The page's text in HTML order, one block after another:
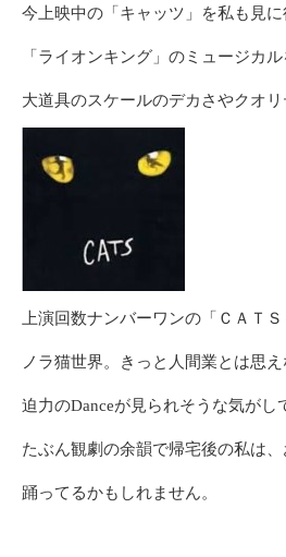
今上映中の「キャッツ」を私も見
「ライオンキング」のミュージカ
大道具のスケールのデカさやクオ
上演回数ナンバーワンの「ＣＡＴ
ノラ猫世界。きっと人間業とは思
迫力のDanceが見られそうな気がし
たぶん観劇の余韻で帰宅後の私は
踊ってるかもしれません。